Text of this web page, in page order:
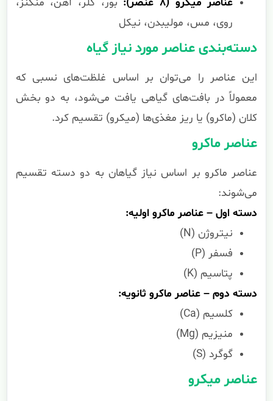
عناصر میکرو (۸ عنصر):
بور، کلر، آهن، منگنز،
روی، مس، مولیبدن، نیکل
دسته‌بندی عناصر مورد نیاز گیاه
این عناصر را می‌توان بر اساس غلظت‌های نسبی که
معمولاً در بافت‌های گیاهی یافت می‌شود، به دو بخش
کلان (ماکرو) یا ریز مغذی‌ها (میکرو) تقسیم کرد.
عناصر ماکرو
عناصر ماکرو بر اساس نیاز گیاهان به دو دسته تقسیم
می‌شوند:
دسته اول – عناصر ماکرو اولیه:
نیتروژن (N)
فسفر (P)
پتاسیم (K)
دسته دوم – عناصر ماکرو ثانویه:
کلسیم (Ca)
منیزیم (Mg)
گوگرد (S)
عناصر میکرو